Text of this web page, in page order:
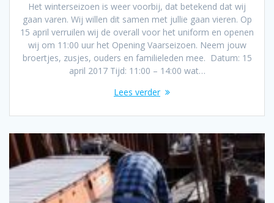
Het winterseizoen is weer voorbij, dat betekend dat wij
gaan varen. Wij willen dit samen met jullie gaan vieren. Op
15 april verruilen wij de overall voor het uniform en openen
wij om 11:00 uur het Opening Vaarseizoen. Neem jouw
broertjes, zusjes, ouders en familieleden mee. Datum: 15
april 2017 Tijd: 11:00 – 14:00 wat…
Lees verder